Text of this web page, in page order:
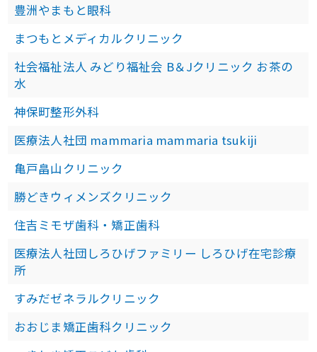
豊洲やまもと眼科
まつもとメディカルクリニック
社会福祉法人 みどり福祉会 B＆Jクリニック お茶の
水
神保町整形外科
医療法人社団 mammaria mammaria tsukiji
亀戸畠山クリニック
勝どきウィメンズクリニック
住吉ミモザ歯科・矯正歯科
医療法人社団しろひげファミリー しろひげ在宅診療
所
すみだゼネラルクリニック
おおじま矯正歯科クリニック